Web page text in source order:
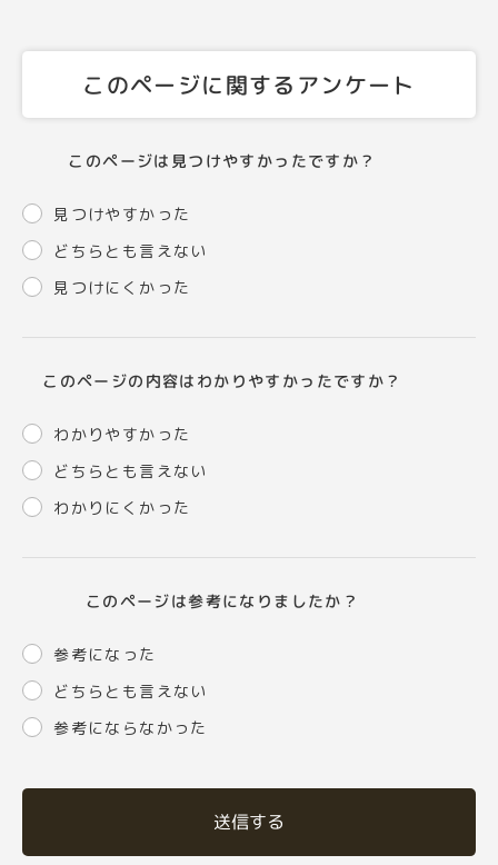
このページに関するアンケート
このページは見つけやすかったですか？
見つけやすかった
どちらとも言えない
見つけにくかった
このページの内容はわかりやすかったですか？
わかりやすかった
どちらとも言えない
わかりにくかった
このページは参考になりましたか？
参考になった
どちらとも言えない
参考にならなかった
送信する